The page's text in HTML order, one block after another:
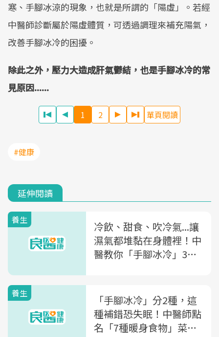
寒、手腳冰涼的現象，也就是所謂的「陽虛」。若經
中醫師診斷屬於陽虛體質，可透過調理來補充陽氣，
改善手腳冰冷的困擾。
除此之外，壓力大造成肝氣鬱結，也是手腳冰冷的常
見原因......
1 2 單頁閱讀
#健康
延伸閱讀
養生
冷飲、甜食、吹冷氣...讓
濕氣都堆黏在身體裡！中
醫教你「手腳冰冷」3種
養生
「手腳冰冷」分2種，這
種補錯恐失眠！中醫師點
名「7種暖身食物」菜市